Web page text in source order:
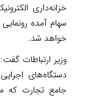
خزانه‌داری
سهام آمده
خواهد شد.
وزیر ارتباطات
دستگاه‌های
جامع تجارت که